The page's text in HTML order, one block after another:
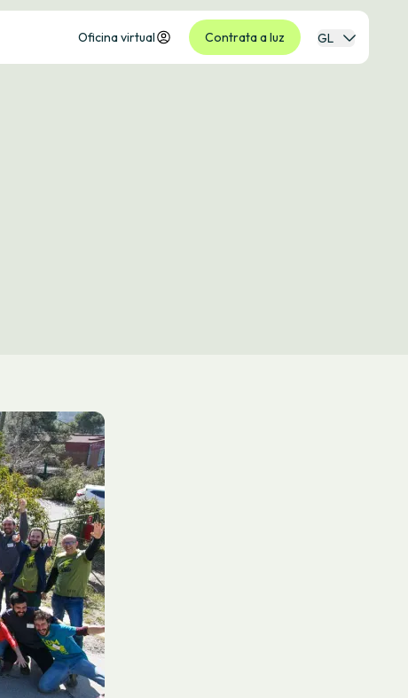
Oficina virtual Contrata a luz GL